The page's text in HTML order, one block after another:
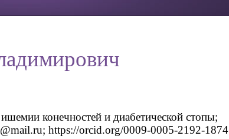
конечностей и диабетической стопы;
https://orcid.org/0009-0005-2192-1874